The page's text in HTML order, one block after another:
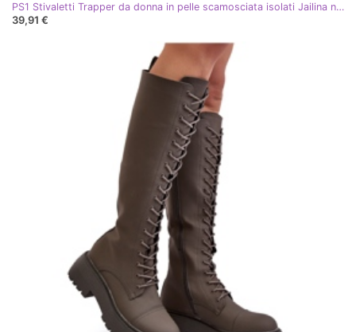
PS1 Stivaletti Trapper da donna in pelle scamosciata isolati Jailina nero
39,91 €